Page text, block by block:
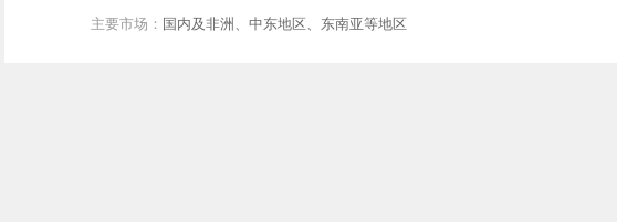
主要市场： 国内及非洲、中东地区、东南亚等地区